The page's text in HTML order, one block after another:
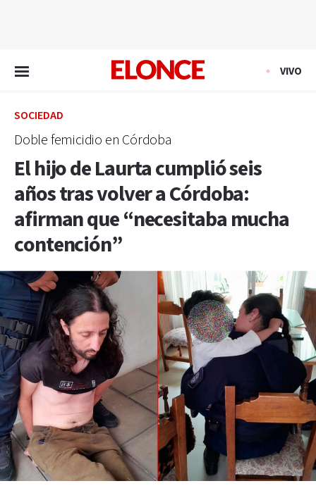
VIVO
SOCIEDAD
Doble femicidio en Córdoba
El hijo de Laurta cumplió seis
años tras volver a Córdoba:
afirman que “necesitaba mucha
contención”